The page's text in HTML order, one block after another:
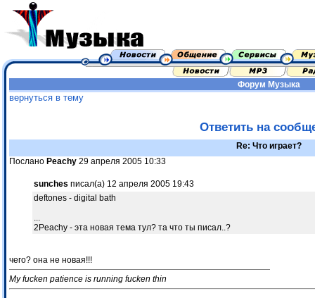
Форум Музыка
вернуться в тему
Ответить на
Re: Что играет?
Послано Peachy 29 апреля 2005 10:33
sunches писал(а) 12 апреля 2005 19:43
deftones - digital bath
...
2Peachy - эта новая тема тул? та что ты писал..?
чего? она не новая!!!
My fucken patience is running fucken thin